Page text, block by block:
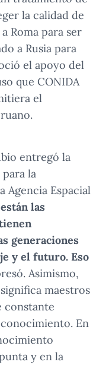
la calidad de
Roma para ser
a Rusia para
el apoyo del
que CONIDA
el
entregó la
la
Agencia Espacial
las
generaciones
y el futuro. Eso
Asimismo,
maestros
constante
En
y en la